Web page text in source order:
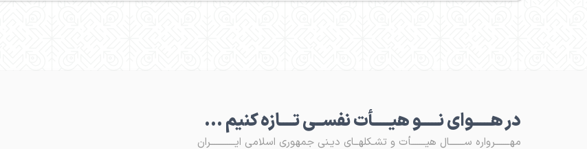
در هـــــوای نـــــو هیـــــأت نفســی تــــازه کنیم ...
مهـــــــرواره ســـــــال هیـــــــأت و تشـکلهــای دیـنی جمهوری اسلامی ایــــــــــــران